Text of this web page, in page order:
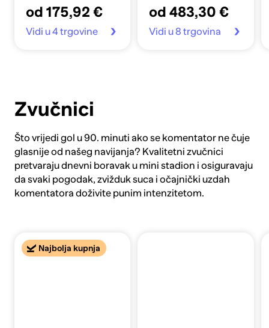
od 175,92 €
Vidi u 4 trgovine
od 483,30 €
Vidi u 8 trgovina
Zvučnici
Što vrijedi gol u 90. minuti ako se komentator ne čuje
glasnije od našeg navijanja? Kvalitetni zvučnici
pretvaraju dnevni boravak u mini stadion i osiguravaju
da svaki pogodak, zvižduk suca i očajnički uzdah
komentatora doživite punim intenzitetom.
Najbolja kupnja